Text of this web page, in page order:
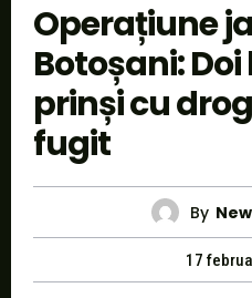
Operațiune
Botoșani:
prinși cu
fugit
By
17